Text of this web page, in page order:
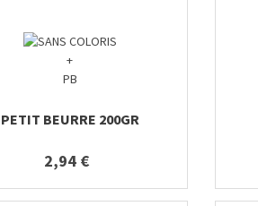
+
PB
PETIT BEURRE 200GR
2,94 €